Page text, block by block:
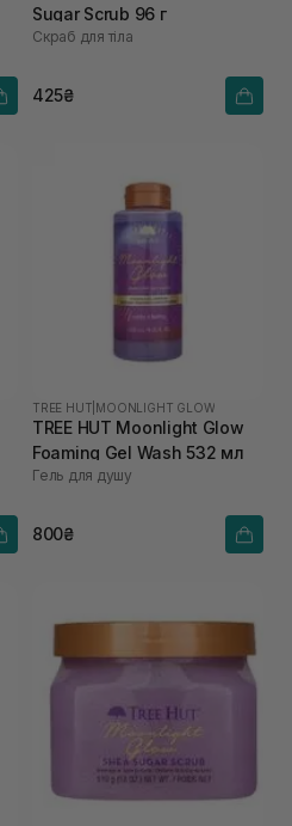
Sugar Scrub 96 г
Скраб для тіла
425₴
TREE HUT MOONLIGHT GLOW
TREE HUT Moonlight Glow
Foaming Gel Wash 532 мл
Гель для душу
800₴